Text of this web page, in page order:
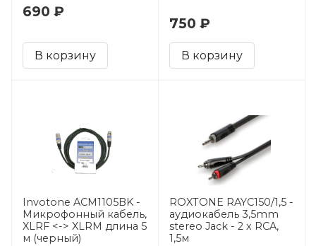
690 ₽
В корзину
750 ₽
В корзину
Invotone ACM1105BK -
Микрофонный кабель,
XLRF <-> XLRM длина 5
м (черный)
ROXTONE RAYC150/1,5 -
аудиокабель 3,5mm
stereo Jack - 2 x RCA,
1,5м